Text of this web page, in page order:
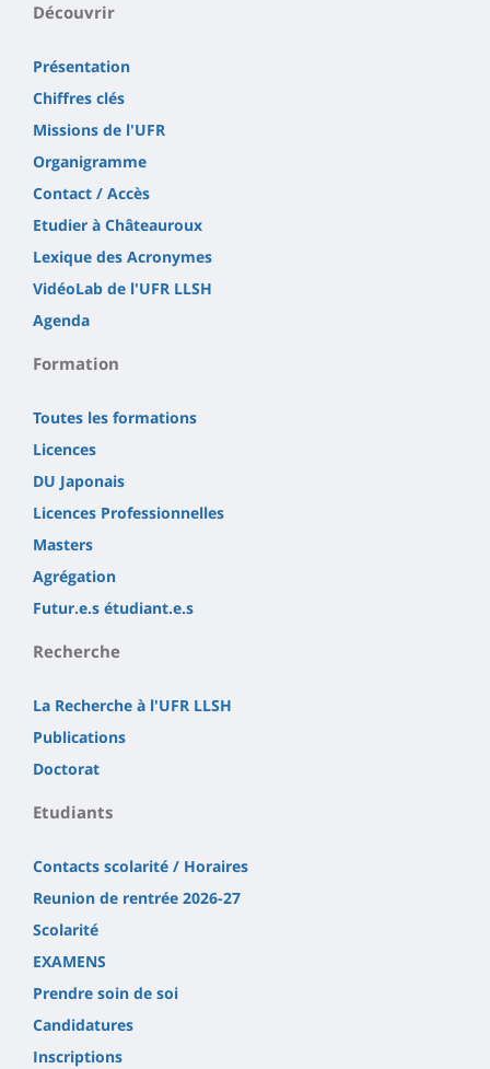
Découvrir
Présentation
Chiffres clés
Missions de l'UFR
Organigramme
Contact / Accès
Etudier à Châteauroux
Lexique des Acronymes
VidéoLab de l'UFR LLSH
Agenda
Formation
Toutes les formations
Licences
DU Japonais
Licences Professionnelles
Masters
Agrégation
Futur.e.s étudiant.e.s
Recherche
La Recherche à l'UFR LLSH
Publications
Doctorat
Etudiants
Contacts scolarité / Horaires
Reunion de rentrée 2026-27
Scolarité
EXAMENS
Prendre soin de soi
Candidatures
Inscriptions